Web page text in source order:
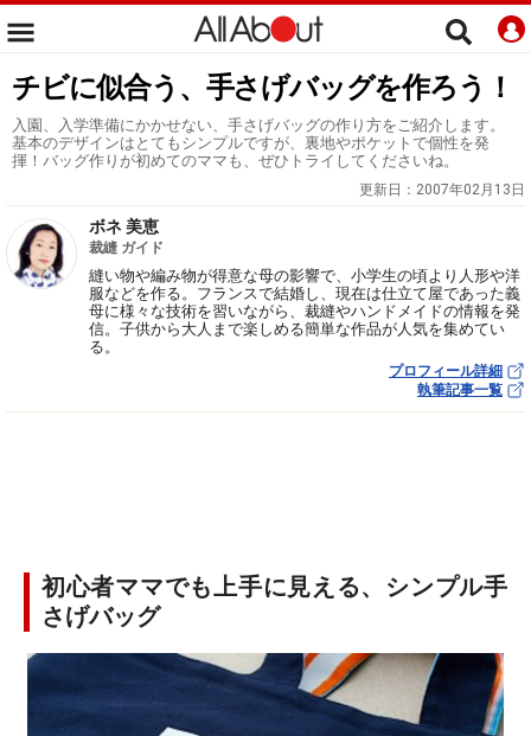
チビに似合う、手さげバッグを作ろう！
入園、入学準備にかかせない、手さげバッグの作り方をご紹介します。
基本のデザインはとてもシンプルですが、裏地やポケットで個性を発
揮！バッグ作りが初めてのママも、ぜひトライしてくださいね。
更新日： 2007年02月13日
ボネ 美恵
裁縫 ガイド
縫い物や編み物が得意な母の影響で、小学生の頃より人形や洋
服などを作る。フランスで結婚し、現在は仕立て屋であった義
母に様々な技術を習いながら、裁縫やハンドメイドの情報を発
信。子供から大人まで楽しめる簡単な作品が人気を集めてい
る。
プロフィール詳細
執筆記事一覧
初心者ママでも上手に見える、シンプル手
さげバッグ